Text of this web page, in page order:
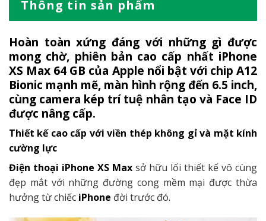
Thông tin sản phẩm
Hoàn toàn xứng đáng với những gì được
mong chờ, phiên bản cao cấp nhất iPhone
XS Max 64 GB của Apple nổi bật với chip A12
Bionic mạnh mẽ, màn hình rộng đến 6.5 inch,
cùng camera kép trí tuệ nhân tạo và Face ID
được nâng cấp.
Thiết kế cao cấp với viền thép không gỉ và mặt kính
cường lực
Điện thoại iPhone XS Max sở hữu lối thiết kế vô cùng
đẹp mắt với những đường cong mềm mại được thừa
hưởng từ chiếc iPhone đời trước đó.